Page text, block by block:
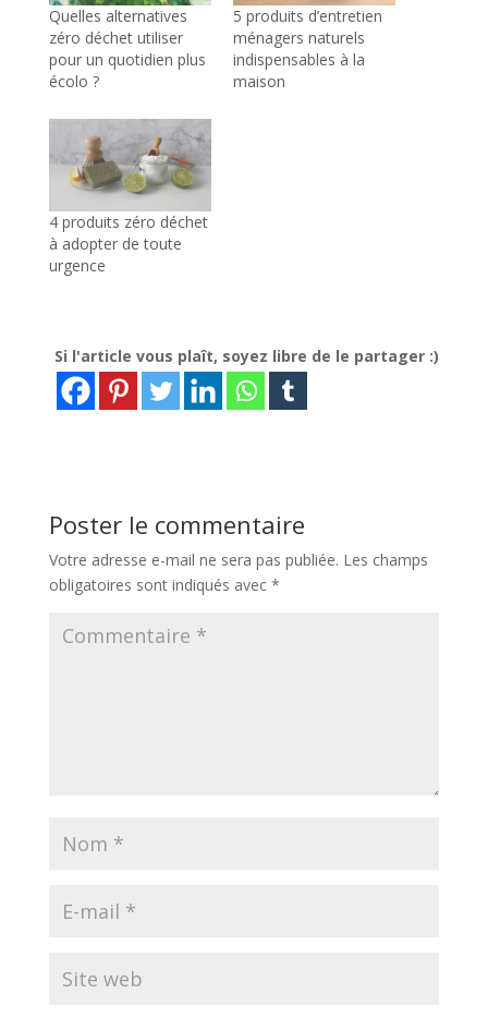
Quelles alternatives
zéro déchet utiliser
pour un quotidien plus
écolo ?
5 produits d’entretien
ménagers naturels
indispensables à la
maison
4 produits zéro déchet
à adopter de toute
urgence
Si l'article vous plaît, soyez libre de le partager :)
Poster le commentaire
Votre adresse e-mail ne sera pas publiée. Les champs
obligatoires sont indiqués avec *